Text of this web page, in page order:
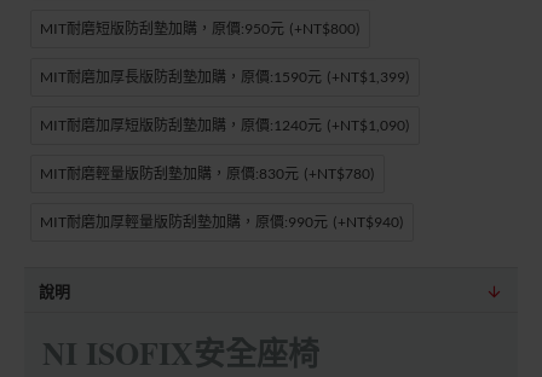
MIT耐磨短版防刮墊加購，原價:950元 (+NT$800)
MIT耐磨加厚長版防刮墊加購，原價:1590元 (+NT$1,399)
MIT耐磨加厚短版防刮墊加購，原價:1240元 (+NT$1,090)
MIT耐磨輕量版防刮墊加購，原價:830元 (+NT$780)
MIT耐磨加厚輕量版防刮墊加購，原價:990元 (+NT$940)
說明
NI ISOFIX安全座椅